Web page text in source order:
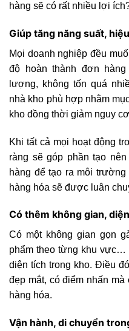
hàng sẽ có rất nhiều lợi
Giúp tăng năng suất,
Mọi doanh nghiệp đều
độ hoàn thành đơn
lượng, không tốn quá
nhà kho phù hợp nhằm
kho đồng thời giảm nguy
Khi tất cả mọi hoạt động
ràng sẽ góp phần tạo
hàng để tạo ra môi
hàng hóa sẽ được luân
Có thêm không gian,
Có một không gian gọn
phẩm theo từng khu vực…
diện tích trong kho. Điều
đẹp mắt, có điểm nhấn
hàng hóa.
Vận hành, di chuyển